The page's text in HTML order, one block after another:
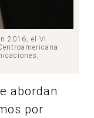
2016, el VI
abordan
por